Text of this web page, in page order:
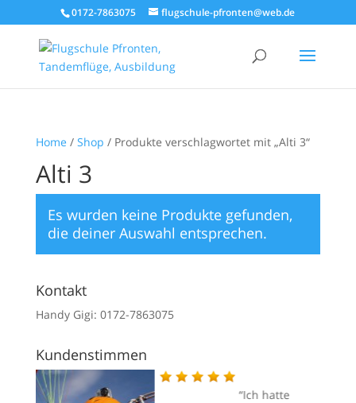
0172-7863075 flugschule-pfronten@web.de
Home / Shop / Produkte verschlagwortet mit „Alti 3“
Alti 3
Es wurden keine Produkte gefunden,
die deiner Auswahl entsprechen.
Kontakt
Handy Gigi: 0172-7863075
Kundenstimmen
Ich hatte